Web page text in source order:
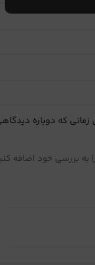
زمانی که دوباره
به بررسی خود اضافه